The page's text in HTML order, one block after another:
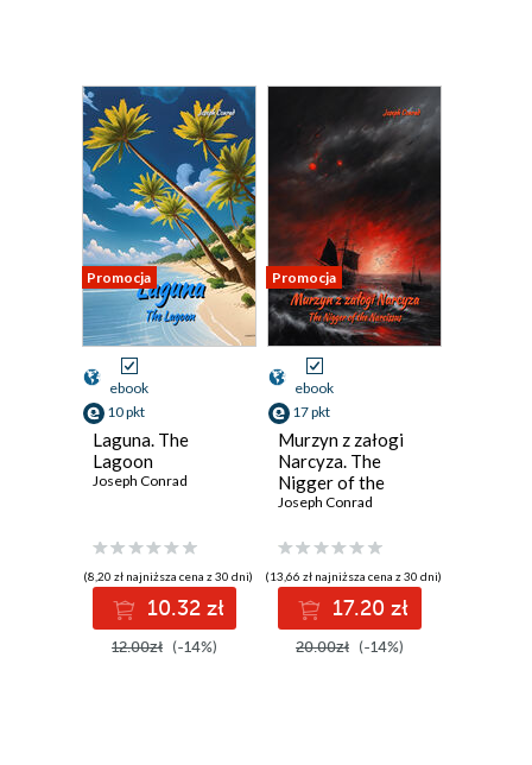
Promocja
ebook
10 pkt
Laguna. The
Lagoon
Joseph Conrad
(8,20 zł najniższa cena z 30 dni)
10.32 zł
12.00zł (-14%)
Promocja
ebook
17 pkt
Murzyn z załogi
Narcyza. The
Nigger of the
Narcissus
Joseph Conrad
(13,66 zł najniższa cena z 30 dni)
17.20 zł
20.00zł (-14%)